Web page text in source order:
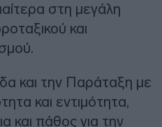
στη μεγάλη
και
και την Παράταξη με
και εντιμότητα,
και πάθος για την